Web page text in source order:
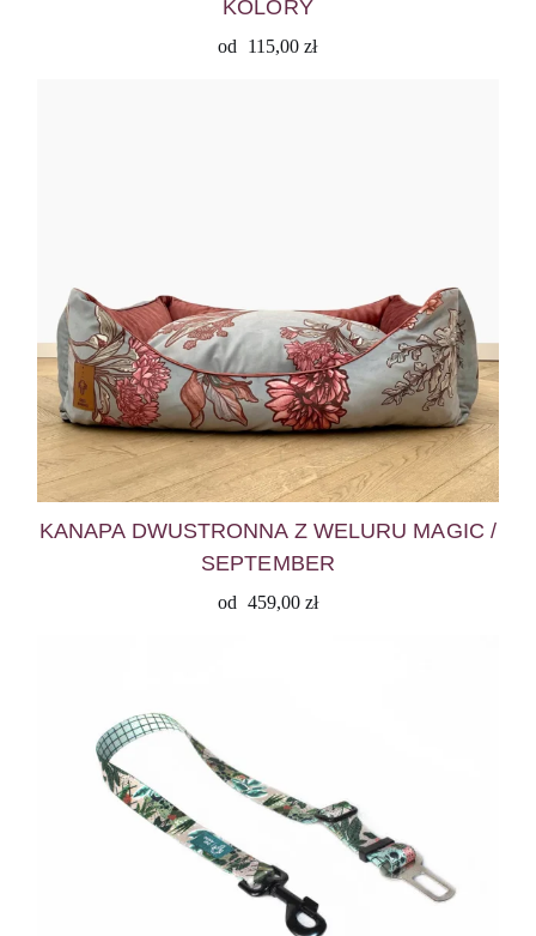
KOLORY
od 115,00zł
KANAPA DWUSTRONNA Z WELURU MAGIC /
SEPTEMBER
od 459,00 zł